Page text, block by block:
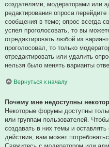
создателями, модераторами или
редактирования опроса
сообщения в теме; опрос всегда
успел проголосовать, то вы
отредактировать любой из
проголосовал, то только
отредактировать или удалить
нельзя было менять варианты
Вернуться к началу
Почему мне недоступны
Некоторые форумы доступны
или группам пользователей.
создавать в них темы и
действия, вам может